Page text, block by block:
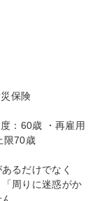
保険
：60歳 ・再雇用
限70歳
るだけでなく
「周りに迷惑がか